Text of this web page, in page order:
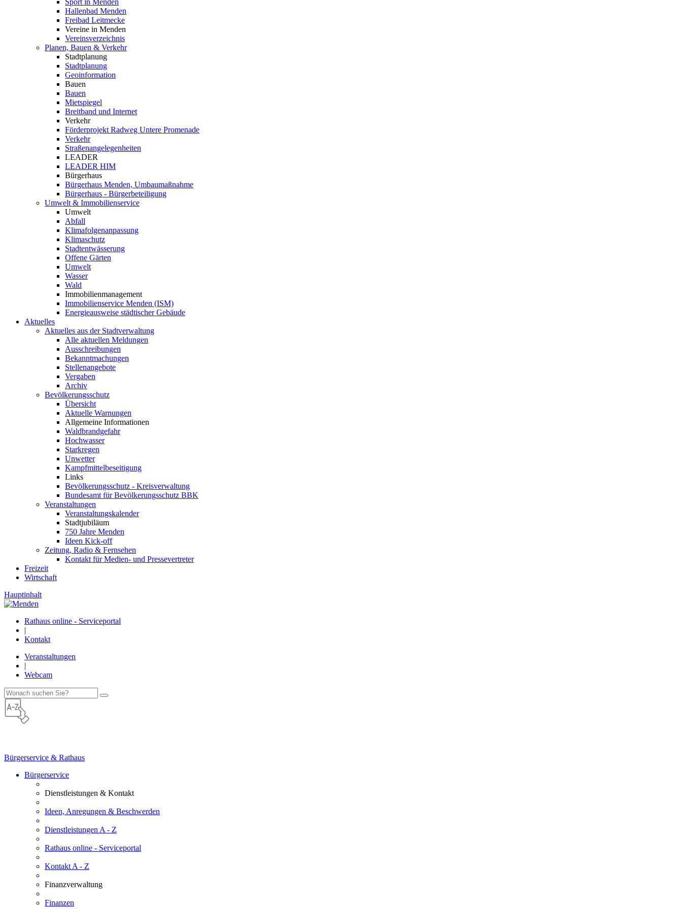
Sport in Menden
Hallenbad Menden
Freibad Leitmecke
Vereine in Menden
Vereinsverzeichnis
Planen, Bauen & Verkehr
Stadtplanung
Stadtplanung
Geoinformation
Bauen
Bauen
Mietspiegel
Breitband und Internet
Verkehr
Förderprojekt Radweg Untere Promenade
Verkehr
Straßenangelegenheiten
LEADER
LEADER HIM
Bürgerhaus
Bürgerhaus Menden, Umbaumaßnahme
Bürgerhaus - Bürgerbeteiligung
Umwelt & Immobilienservice
Umwelt
Abfall
Klimafolgenanpassung
Klimaschutz
Stadtentwässerung
Offene Gärten
Umwelt
Wasser
Wald
Immobilienmanagement
Immobilienservice Menden (ISM)
Energieausweise städtischer Gebäude
Aktuelles
Aktuelles aus der Stadtverwaltung
Alle aktuellen Meldungen
Ausschreibungen
Bekanntmachungen
Stellenangebote
Vergaben
Archiv
Bevölkerungsschutz
Übersicht
Aktuelle Warnungen
Allgemeine Informationen
Waldbrandgefahr
Hochwasser
Starkregen
Unwetter
Kampfmittelbeseitigung
Links
Bevölkerungsschutz - Kreisverwaltung
Bundesamt für Bevölkerungsschutz BBK
Veranstaltungen
Veranstaltungskalender
Stadtjubiläum
750 Jahre Menden
Ideen Kick-off
Zeitung, Radio & Fernsehen
Kontakt für Medien- und Pressevertreter
Freizeit
Wirtschaft
Hauptinhalt
Rathaus online - Serviceportal
|
Kontakt
Veranstaltungen
|
Webcam
Bürgerservice & Rathaus
Bürgerservice
Dienstleistungen & Kontakt
Ideen, Anregungen & Beschwerden
Dienstleistungen A - Z
Rathaus online - Serviceportal
Kontakt A - Z
Finanzverwaltung
Finanzen